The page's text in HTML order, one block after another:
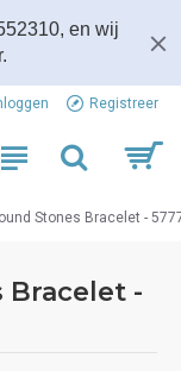
en wij
Registreer
Stones Bracelet -
Bracelet -